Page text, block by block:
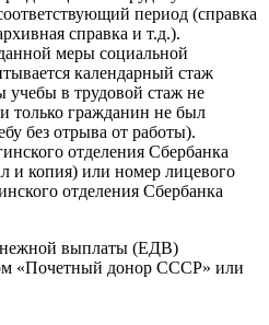
период (справка
справка и т.д.).
меры социальной
календарный стаж
учебы в трудовой стаж не
только гражданин не был
без отрыва от работы).
отделения Сбербанка
и копия) или номер лицевого
отделения Сбербанка
выплаты (ЕДВ)
«Почетный донор СССР» или